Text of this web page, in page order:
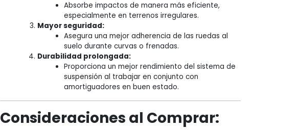
Absorbe impactos de manera más eficiente,
especialmente en terrenos irregulares.
Mayor seguridad:
Asegura una mejor adherencia de las ruedas al
suelo durante curvas o frenadas.
Durabilidad prolongada:
Proporciona un mejor rendimiento del sistema de
suspensión al trabajar en conjunto con
amortiguadores en buen estado.
Consideraciones al Comprar: